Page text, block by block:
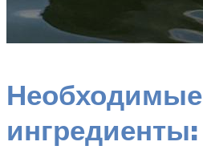
Необходимые
ингредиенты: